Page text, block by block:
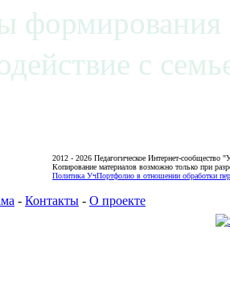
с
2012 - 2026 Педагогическое Интернет-сообщество
Копирование материалов возможно только при
Политика УчПортфолио в отношении обработки
- Контакты - О проекте